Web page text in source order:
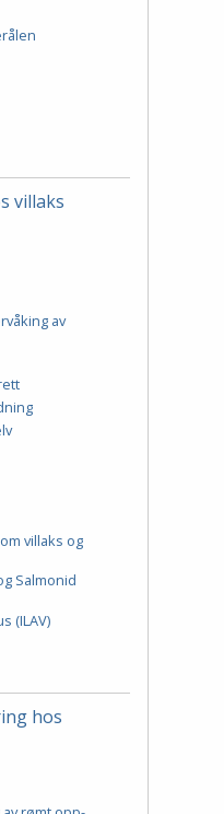
villaks
av
villaks og
Salmonid
(ILAV)
hos